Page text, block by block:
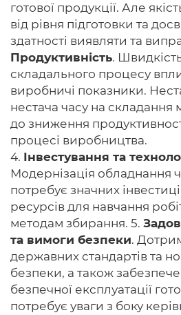
готової продукції. Але
від рівня підготовки та
здатності виявляти та
Продуктивність.
складального процесу
виробничі показники.
нестача часу на складання
до зниження
процесі виробництва.
4. Інвестування та
Модернізація обладнання
потребує значних
ресурсів для навчання
методам збирання. 5.
та вимоги безпеки.
державних стандартів та
безпеки, а також
безпечної експлуатації
потребує уваги з боку